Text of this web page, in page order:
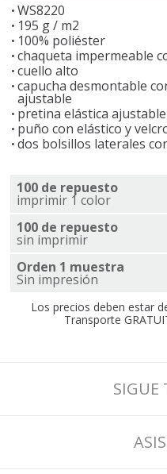
WS8220
195 g / m2
100% poliéster
chaqueta impermeable
cuello alto
capucha desmontable
ajustable
pretina elástica ajustable
puño con elástico y
dos bolsillos laterales
100 de repuesto
imprimir 1 color
100 de repuesto
sin imprimir
Orden 1 muestra
Sin impresión
Los precios deben estar
Transporte
SIGUE